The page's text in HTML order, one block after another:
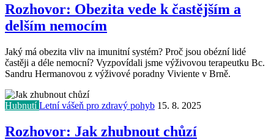
Rozhovor: Obezita vede k častějším a
delším nemocím
Jaký má obezita vliv na imunitní systém? Proč jsou obézní lidé
častěji a déle nemocní? Vyzpovídali jsme výživovou terapeutku Bc.
Sandru Hermanovou z výživové poradny Viviente v Brně.
HubnutíLetní vášeň pro zdravý pohyb 15. 8. 2025
Rozhovor: Jak zhubnout chůzí